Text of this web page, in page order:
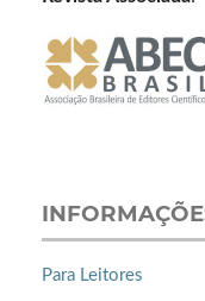
Para Leitores